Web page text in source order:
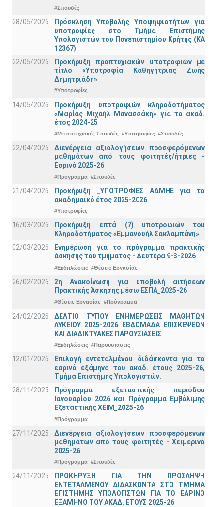
#Σπουδές
28/05/2026
Πρόσκληση Υποβολής Υποψηφιοτήτων για
υποτροφίες στο Τμήμα Επιστήμης
Υπολογιστών του Πανεπιστημίου Κρήτης (ΚΑ
12367)
22/05/2026
Προκήρυξη προπτυχιακών υποτροφιών με
τίτλο «Υποτροφία Καθηγήτριας Ζωής
Δημητριάδη»
#Υποτροφίες
14/05/2026
Προκήρυξη υποτροφιών κληροδοτήματος
«Μαρίας Μιχαήλ Μανασσάκη» για το ακαδ.
έτος 2024-25
#Μεταπτυχιακές Σπουδές #Υποτροφίες #Σπουδές
22/04/2026
Διενέργεια αξιολογήσεων προσφερόμενων
μαθημάτων από τους φοιτητές/ήτριες -
Εαρινό 2025-26
#Πρόγραμμα #Σπουδές
21/04/2026
Προκήρυξη _ΥΠΟΤΡΟΦΙΕΣ ΑΔΜΗΕ για το
ακαδημαικό έτος 2025-2026
#Υποτροφίες
16/03/2026
Προκήρυξη επτά (7) υποτροφιών του
Κληροδοτήματος «Εμμανουήλ Σακλαμπάνη»
02/03/2026
Ενημέρωση για το πρόγραμμα πρακτικής
άσκησης του τμήματος - Δευτέρα 9-3-2026
#Εκδηλώσεις #Θέσεις Εργασίας
26/02/2026
2η Ανακοίνωση για υποβολή αιτήσεων
Πρακτικής Άσκησης μέσω ΕΣΠΑ_2025-26
#Θέσεις Εργασίας #Πρόγραμμα
24/02/2026
ΔΕΛΤΙΟ ΤΥΠΟΥ ΕΝΗΜΕΡΩΣΕΙΣ ΜΑΘΗΤΩΝ
ΛΥΚΕΙΟΥ 2025-2026 ΕΒΔΟΜΑΔΑ ΕΠΙΣΚΕΨΕΩΝ
ΚΑΙ ΔΙΑΔΙΚΤΥΑΚΕΣ ΠΑΡΟΥΣΙΑΣΕΙΣ
#Εκδηλώσεις #Παρουσιάσεις
12/01/2026
Επιλογή εντεταλμένου διδάσκοντα για το
εαρινό εξάμηνο του ακαδ. έτους 2025-26,
Τμήμα Επιστήμης Υπολογιστών.
28/11/2025
Πρόγραμμα εξεταστικής περιόδου
Ιανουαρίου 2026 και Πρόγραμμα Εμβόλιμης
Εξεταστικής ΧΕΙΜ_2025-26
#Πρόγραμμα
27/11/2025
Διενέργεια αξιολογήσεων προσφερόμενων
μαθημάτων από τους φοιτητές - Χειμερινό
2025-26
#Πρόγραμμα #Σπουδές
24/11/2025
ΠΡΟΚΗΡΥΞΗ ΓΙΑ ΤΗΝ ΠΡΟΣΛΗΨΗ
ΕΝΤΕΤΑΛΜΕΝΟΥ ΔΙΔΑΣΚΟΝΤΑ ΣΤΟ ΤΜΗΜΑ
ΕΠΙΣΤΗΜΗΣ ΥΠΟΛΟΓΙΣΤΩΝ ΓΙΑ ΤΟ ΕΑΡΙΝΟ
ΕΞΑΜΗΝΟ ΤΟΥ ΑΚΑΔ. ΕΤΟΥΣ 2025-26